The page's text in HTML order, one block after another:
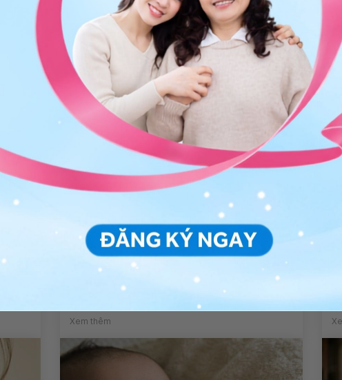
Chia sẻ
Sản phụ khoa
Thường xuyên choáng váng,
đau đầu là dấu hiệu của bệnh
Xem thêm